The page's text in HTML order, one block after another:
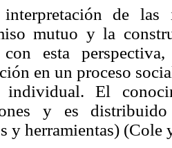
de
mutuo y la
con esta
en un proceso
individual. El
y es
y herramientas) (Cole